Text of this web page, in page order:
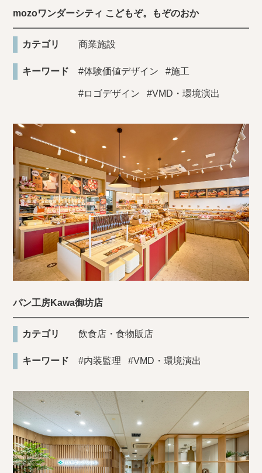
mozoワンダーシティ こどもぞ。もぞのおか
カテゴリ 商業施設
キーワード #体験価値デザイン #施工
#ロゴデザイン #VMD・環境演出
パン工房Kawa御坊店
カテゴリ 飲食店・食物販店
キーワード #内装監理 #VMD・環境演出